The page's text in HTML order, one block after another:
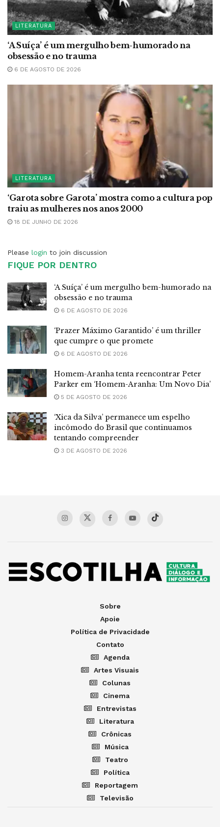
LITERATURA
‘A Suíça’ é um mergulho bem-humorado na
obsessão e no trauma
6 DE AGOSTO DE 2026
LITERATURA
‘Garota sobre Garota’ mostra como a cultura pop
traiu as mulheres nos anos 2000
18 DE JUNHO DE 2026
Please login to join discussion
FIQUE POR DENTRO
‘A Suíça’ é um mergulho bem-humorado na
obsessão e no trauma
6 DE AGOSTO DE 2026
‘Prazer Máximo Garantido’ é um thriller
que cumpre o que promete
6 DE AGOSTO DE 2026
Homem-Aranha tenta reencontrar Peter
Parker em ‘Homem-Aranha: Um Novo Dia’
5 DE AGOSTO DE 2026
‘Xica da Silva’ permanece um espelho
incômodo do Brasil que continuamos
tentando compreender
3 DE AGOSTO DE 2026
Sobre
Apoie
Política de Privacidade
Contato
Agenda
Artes Visuais
Colunas
Cinema
Entrevistas
Literatura
Crônicas
Música
Teatro
Política
Reportagem
Televisão